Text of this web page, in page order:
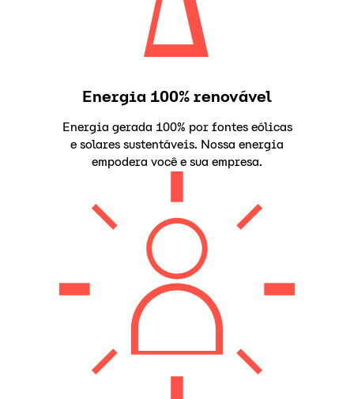
Energia 100% renovável
Energia gerada 100% por fontes eólicas
e solares sustentáveis. Nossa energia
empodera você e sua empresa.